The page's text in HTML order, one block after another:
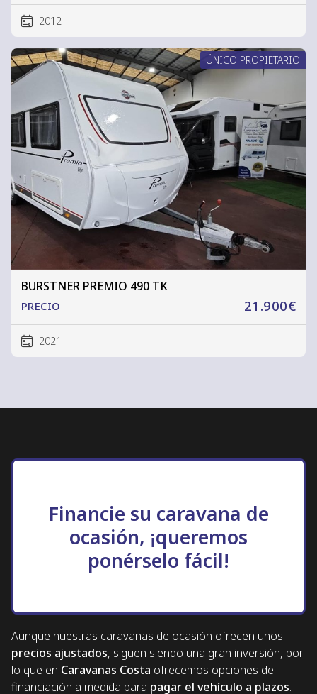
2012
ÚNICO PROPIETARIO
BURSTNER PREMIO 490 TK
21.900€
PRECIO
2021
Financie su caravana de
ocasión, ¡queremos
ponérselo fácil!
Aunque nuestras caravanas de ocasión ofrecen unos
precios ajustados, siguen siendo una gran inversión, por
lo que en Caravanas Costa ofrecemos opciones de
financiación a medida para pagar el vehículo a plazos.